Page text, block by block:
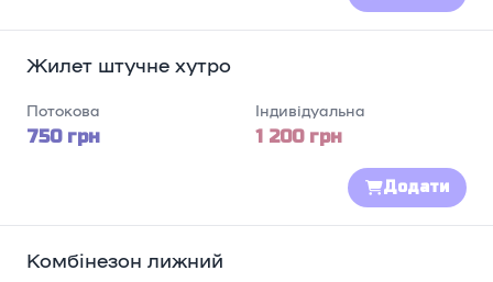
Жилет штучне хутро
Потокова
750 грн
Індивідуальна
1 200 грн
Додати
Комбінезон лижний